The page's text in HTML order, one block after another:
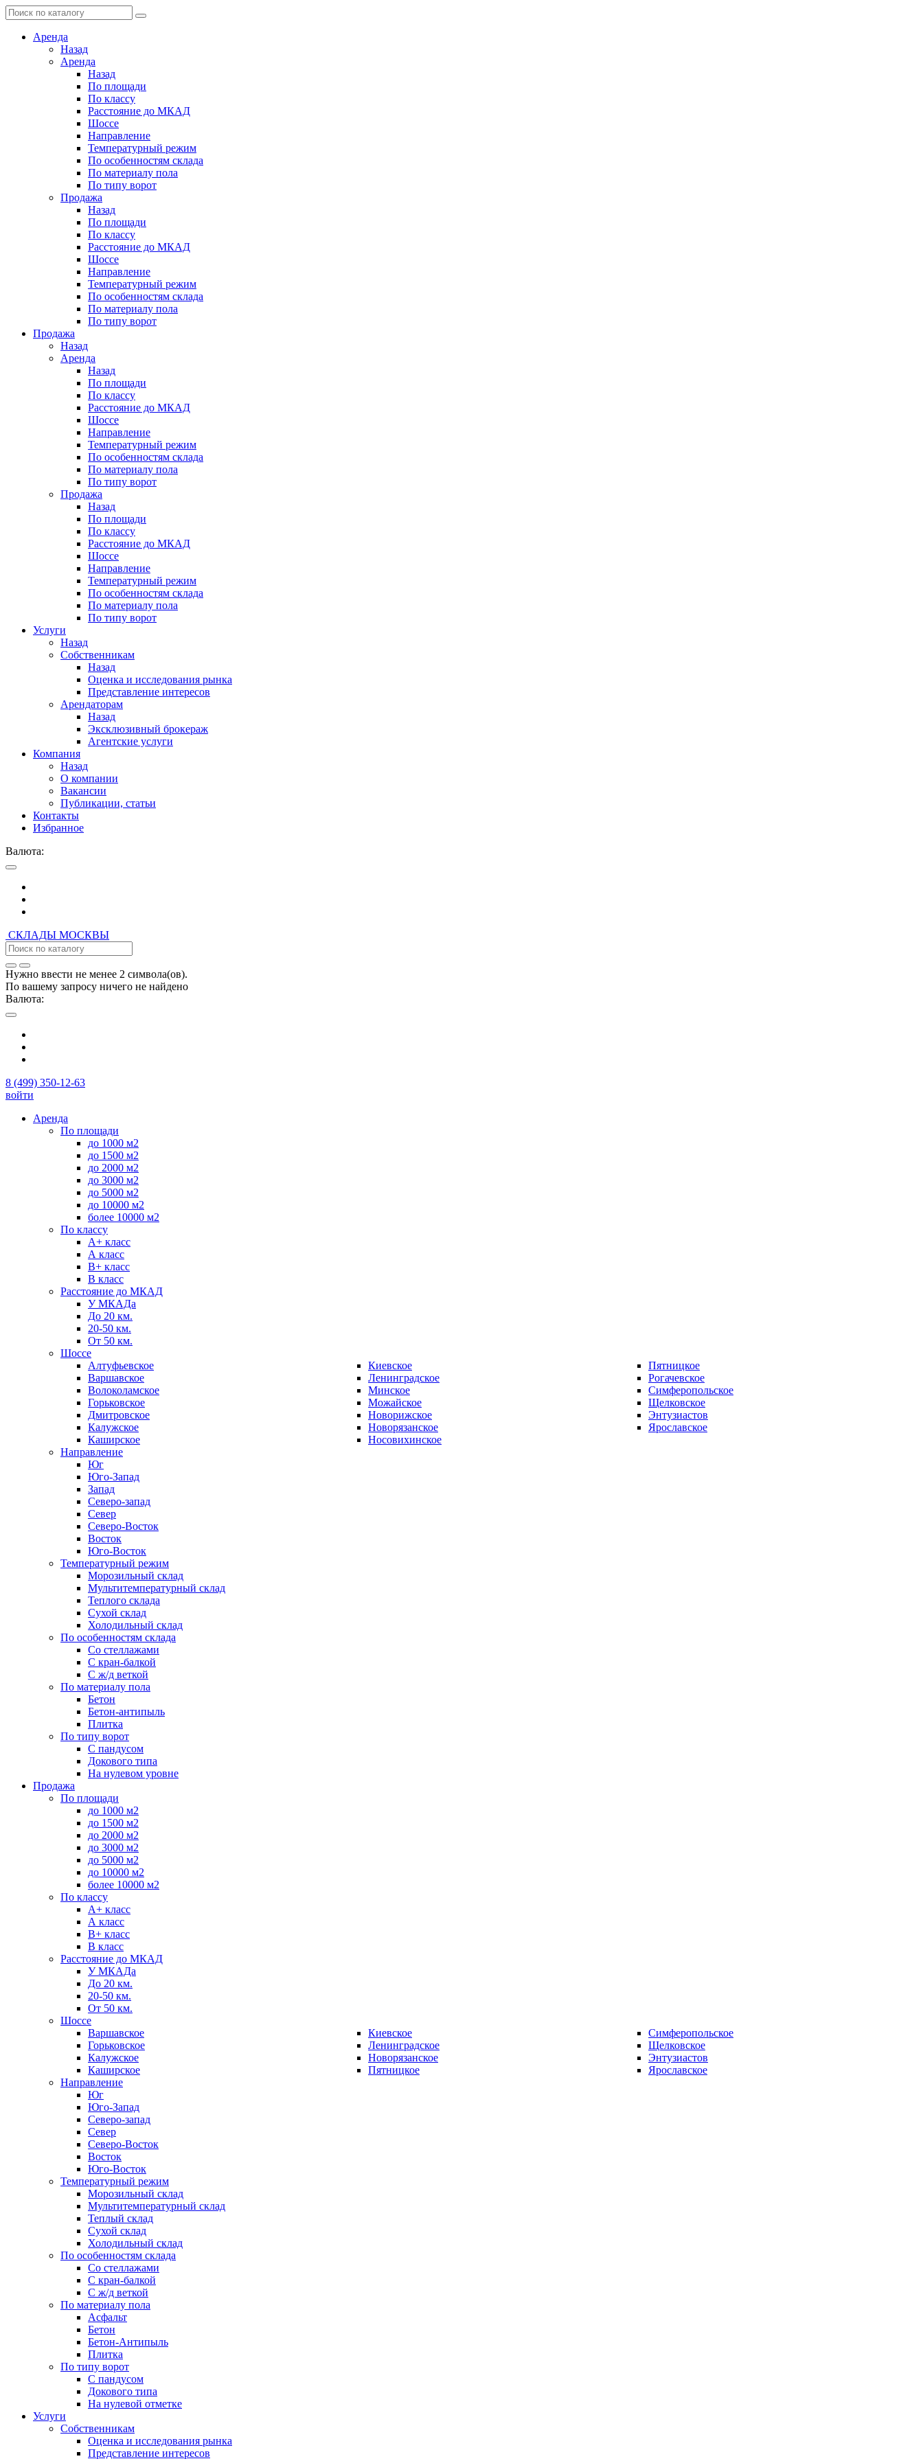
Аренда
Назад
Аренда
Назад
По площади
По классу
Расстояние до МКАД
Шоссе
Направление
Температурный режим
По особенностям склада
По материалу пола
По типу ворот
Продажа
Назад
По площади
По классу
Расстояние до МКАД
Шоссе
Направление
Температурный режим
По особенностям склада
По материалу пола
По типу ворот
Продажа
Назад
Аренда
Назад
По площади
По классу
Расстояние до МКАД
Шоссе
Направление
Температурный режим
По особенностям склада
По материалу пола
По типу ворот
Продажа
Назад
По площади
По классу
Расстояние до МКАД
Шоссе
Направление
Температурный режим
По особенностям склада
По материалу пола
По типу ворот
Услуги
Назад
Собственникам
Назад
Оценка и исследования рынка
Представление интересов
Арендаторам
Назад
Эксклюзивный брокераж
Агентские услуги
Компания
Назад
О компании
Вакансии
Публикации, статьи
Контакты
Избранное
Валюта:
СКЛАДЫ МОСКВЫ
Нужно ввести не менее 2 символа(ов).
По вашему запросу ничего не найдено
Валюта:
8 (499) 350-12-63
войти
Аренда
По площади
до 1000 м2
до 1500 м2
до 2000 м2
до 3000 м2
до 5000 м2
до 10000 м2
более 10000 м2
По классу
А+ класс
А класс
B+ класс
В класс
Расстояние до МКАД
У МКАДа
До 20 км.
20-50 км.
От 50 км.
Шоссе
Алтуфьевское
Варшавское
Волоколамское
Горьковское
Дмитровское
Калужское
Каширское
Киевское
Ленинградское
Минское
Можайское
Новорижское
Новорязанское
Носовихинское
Пятницкое
Рогачевское
Симферопольское
Щелковское
Энтузиастов
Ярославское
Направление
Юг
Юго-Запад
Запад
Северо-запад
Север
Северо-Восток
Восток
Юго-Восток
Температурный режим
Морозильный склад
Мультитемпературный склад
Теплого склада
Сухой склад
Холодильный склад
По особенностям склада
Со стеллажами
С кран-балкой
С ж/д веткой
По материалу пола
Бетон
Бетон-антипыль
Плитка
По типу ворот
С пандусом
Докового типа
На нулевом уровне
Продажа
По площади
до 1000 м2
до 1500 м2
до 2000 м2
до 3000 м2
до 5000 м2
до 10000 м2
более 10000 м2
По классу
A+ класс
А класс
В+ класс
B класс
Расстояние до МКАД
У МКАДа
До 20 км.
20-50 км.
От 50 км.
Шоссе
Варшавское
Горьковское
Калужское
Каширское
Киевское
Ленинградское
Новорязанское
Пятницкое
Симферопольское
Щелковское
Энтузиастов
Ярославское
Направление
Юг
Юго-Запад
Северо-запад
Север
Северо-Восток
Восток
Юго-Восток
Температурный режим
Морозильный склад
Мультитемпературный склад
Теплый склад
Сухой склад
Холодильный склад
По особенностям склада
Со стеллажами
С кран-балкой
С ж/д веткой
По материалу пола
Асфальт
Бетон
Бетон-Антипыль
Плитка
По типу ворот
С пандусом
Докового типа
На нулевой отметке
Услуги
Собственникам
Оценка и исследования рынка
Представление интересов